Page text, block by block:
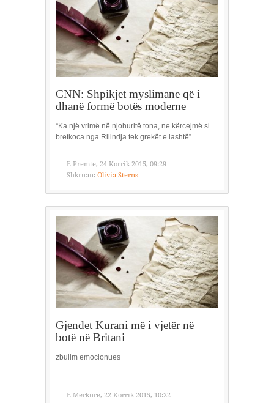
CNN: Shpikjet myslimane që i
dhanë formë botës moderne
“Ka një vrimë në njohuritë tona, ne kërcejmë si
bretkoca nga Rilindja tek grekët e lashtë”
E Premte, 24 Korrik 2015, 09:29
Shkruan: Olivia Sterns
Gjendet Kurani më i vjetër në
botë në Britani
zbulim emocionues
E Mërkurë, 22 Korrik 2015, 10:22